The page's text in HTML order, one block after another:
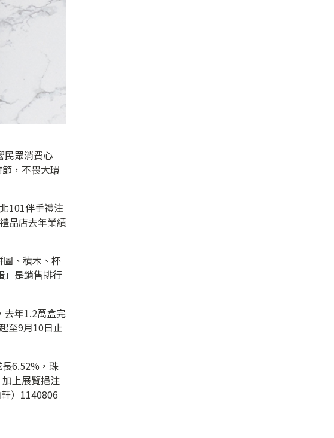
民眾消費心
，不畏大環
101伴手禮注
品店去年業績
、積木、杯
」是銷售排行
去年1.2萬盒完
至9月10日止
6.52%，珠
上展覽挹注
）1140806